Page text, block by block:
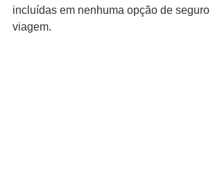
incluídas em nenhuma opção de seguro
viagem.